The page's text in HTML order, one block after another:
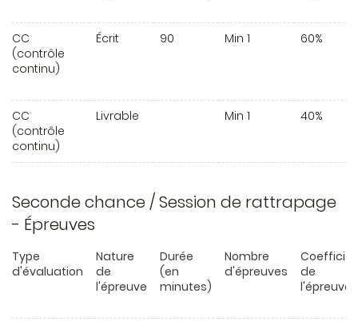
CC
(contrôle
continu)
Écrit 90 Min 1 60%
CC
(contrôle
continu)
Livrable Min 1 40%
Seconde chance / Session de rattrapage
- Épreuves
Type
d'évaluation
Nature
de
l'épreuve
Durée
(en
minutes)
Nombre
d'épreuves
de
l'épreuve